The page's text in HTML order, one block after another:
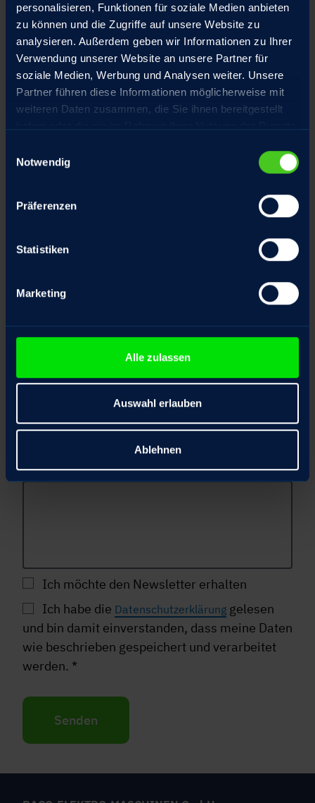
personalisieren, Funktionen für soziale Medien anbieten
zu können und die Zugriffe auf unsere Website zu
analysieren. Außerdem geben wir Informationen zu Ihrer
Verwendung unserer Website an unsere Partner für
soziale Medien, Werbung und Analysen weiter. Unsere
Partner führen diese Informationen möglicherweise mit
weiteren Daten zusammen, die Sie ihnen bereitgestellt
Notwendig
Präferenzen
Statistiken
Marketing
Alle zulassen
Auswahl erlauben
Ablehnen
Datei anfügen
Für eine Übersicht aller Optionen und eine gezielte
Bearbeitung Ihrer Anfragen empfehlen wir unsere
Produkt-Checklisten,
Name*
Position
*
Ihre Nachricht
Ich möchte den Newsletter erhalten
Ich habe die Datenschutzerklärung gelesen
und bin damit einverstanden, dass meine Daten
wie beschrieben gespeichert und verarbeitet
werden. *
Senden